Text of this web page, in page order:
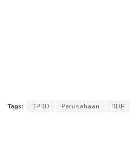
Tags: DPRD Perusahaan RDP